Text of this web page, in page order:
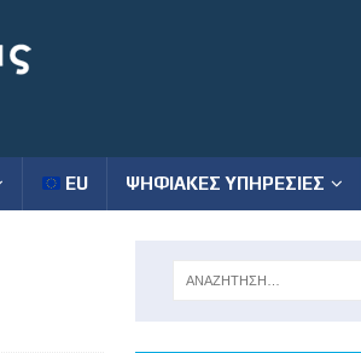
EU ΨΗΦΙΑΚΕΣ ΥΠΗΡΕΣΙΕΣ